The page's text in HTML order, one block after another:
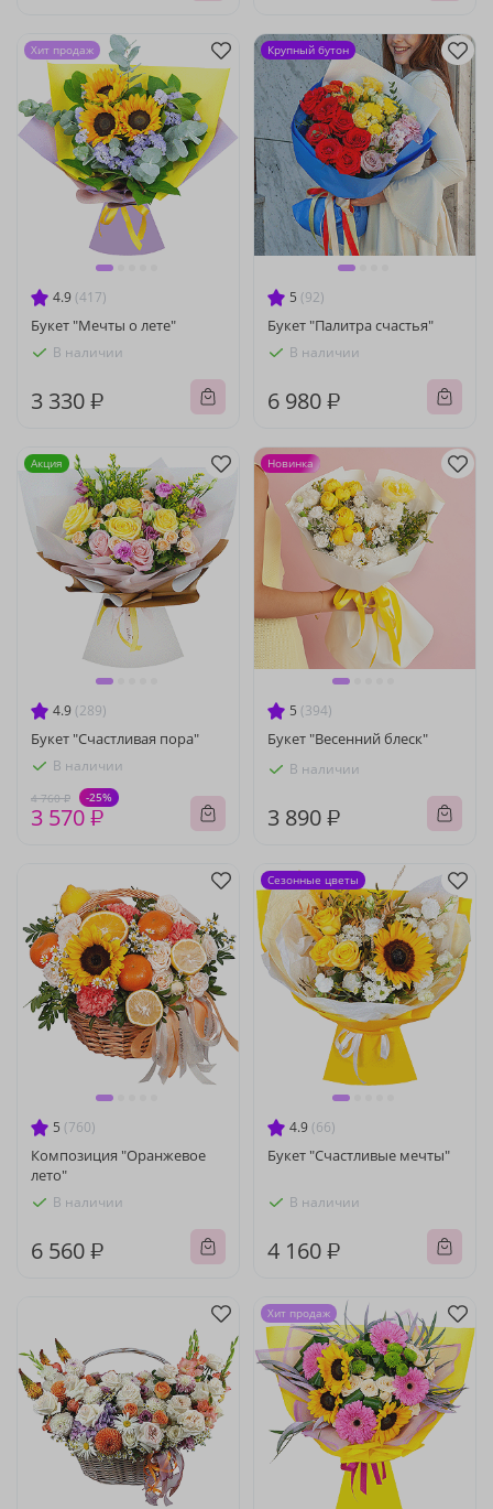
4.9 (417)
Букет "Мечты о лете"
В наличии
3 330 ₽
Хит продаж
5 (92)
Букет "Палитра счастья"
В наличии
6 980 ₽
Крупный бутон
4.9 (289)
Букет "Счастливая пора"
В наличии
4 760 ₽ -25%
3 570 ₽
Акция
5 (394)
Букет "Весенний блеск"
В наличии
3 890 ₽
Новинка
5 (760)
Композиция "Оранжевое
лето"
В наличии
6 560 ₽
4.9 (66)
Букет "Счастливые мечты"
В наличии
4 160 ₽
Сезонные цветы
Хит продаж